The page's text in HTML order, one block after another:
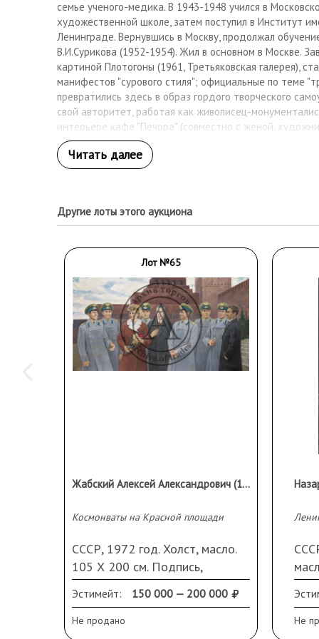
семье ученого-медика. В 1943-1948 учился в
художественной школе, затем поступил в Институт
Ленинграде. Вернувшись в Москву, продолжал
В.И.Сурикова (1952-1954). Жил в основном в Москве.
картиной Плотогоны (1961, Третьяковская галерея),
манифестов "сурового стиля"; официальные по теме
превратились здесь в образ гордого творческого
свой авторитет, работая как живописец-
интерьере кафе "Печора" (совместно с женой,
1977), огромная мозаика на тему революции 1917 на
"Октябрь" (совместно с А.В.Васнецовым и
оформление интерьера издательства "Известия"
мастера оставалось станковое творчество, связанное
и Вологодская области, 1960-е годы). Главным
годами стало Ферапонтово на Вологодчине, где он
Образы русского Севера составили многолетний цикл
сдержанный, динамичный по красочной пластике,
по настроению (Зимняя ночь. Собаки, 1971, Русский
1972, Музей изобразительных искусств,
галерея, Вологда). В цикле этом доминируют
"избы-студии", "сельские натюрморты" и
(Автопортрет с тараканом, 1969, Краеведческий
качестве администратора, Андронов (который с
Московской организации Союза художников, МОСХ, а
председателем МОСХовской секцией монументальной
деятельные усилия к либерализации российской
Другие лоты этого аукциона
Лот №65
Жабский Алексей Александрович (1933-2008)
Космонваты на Красной площади
СССР, 1972 год. Холст, масло.
105 Х 200 см. Подпись,
название и дата на обороте.
Повреждения, прорыв.
Эстимейт: 150 000 — 200 000
Не продано Не